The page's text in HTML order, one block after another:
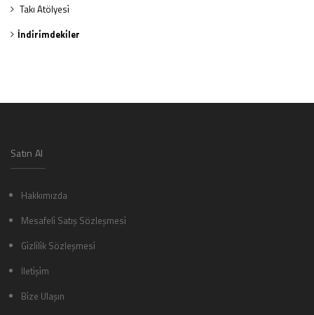
Takı Atölyesi̇
İndi̇ri̇mdeki̇ler
Satın Al
Hakkımızda
Mesafeli̇ Satış Sözleşmesi̇
Gi̇zli̇li̇k Sözleşmesi̇
İleti̇şi̇m
Bi̇ze Ulaşın